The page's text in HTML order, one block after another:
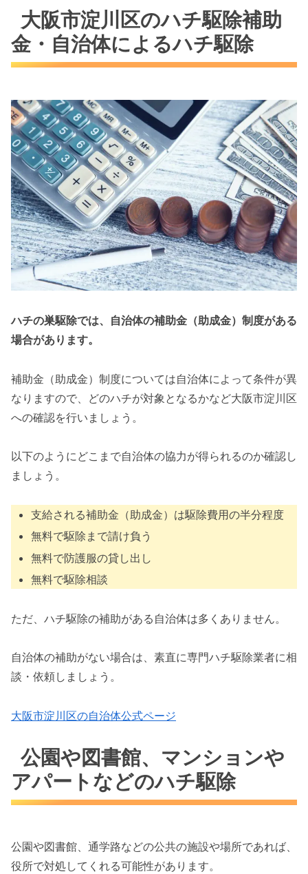
大阪市淀川区のハチ駆除補助
金・自治体によるハチ駆除
ハチの巣駆除では、自治体の補助金（助成金）制度がある
場合があります。
補助金（助成金）制度については自治体によって条件が異
なりますので、どのハチが対象となるかなど大阪市淀川区
への確認を行いましょう。
以下のようにどこまで自治体の協力が得られるのか確認し
ましょう。
支給される補助金（助成金）は駆除費用の半分程度
無料で駆除まで請け負う
無料で防護服の貸し出し
無料で駆除相談
ただ、ハチ駆除の補助がある自治体は多くありません。
自治体の補助がない場合は、素直に専門ハチ駆除業者に相
談・依頼しましょう。
大阪市淀川区の自治体公式ページ
公園や図書館、マンションや
アパートなどのハチ駆除
公園や図書館、通学路などの公共の施設や場所であれば、
役所で対処してくれる可能性があります。